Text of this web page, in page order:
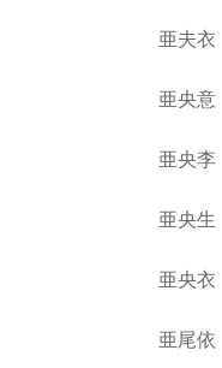
亜夫衣
亜央意
亜央李
亜央生
亜央衣
亜尾依